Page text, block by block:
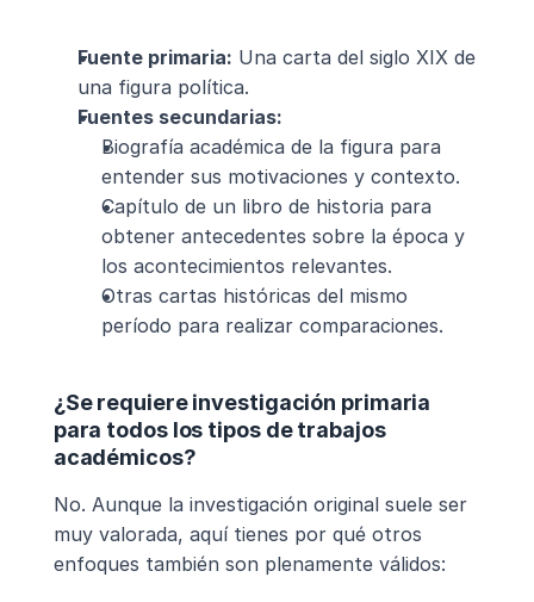
Fuente primaria: Una carta del siglo XIX de
una figura política.
Fuentes secundarias:
Biografía académica de la figura para
entender sus motivaciones y contexto.
Capítulo de un libro de historia para
obtener antecedentes sobre la época y
los acontecimientos relevantes.
Otras cartas históricas del mismo
período para realizar comparaciones.
¿Se requiere investigación primaria
para todos los tipos de trabajos
académicos?
No. Aunque la investigación original suele ser
muy valorada, aquí tienes por qué otros
enfoques también son plenamente válidos: